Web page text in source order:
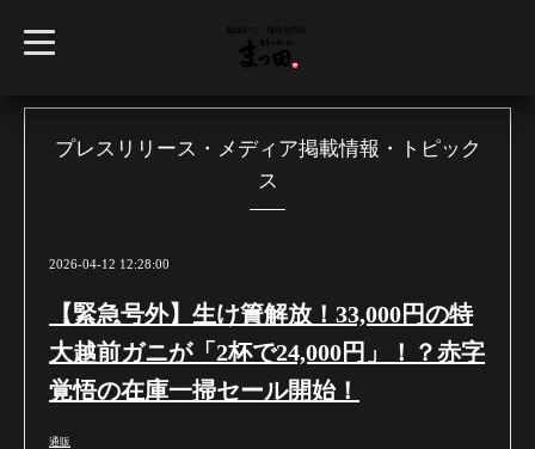
t
o
l
プレスリリース・メディア掲載情報・トピック
ス
2026-04-12 12:28:00
【緊急号外】生け簀解放！33,000円の特
大越前ガニが「2杯で24,000円」！？赤字
覚悟の在庫一掃セール開始！
通販